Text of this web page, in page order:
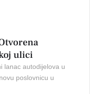
ulici
lanac autodijelova u
poslovnicu u